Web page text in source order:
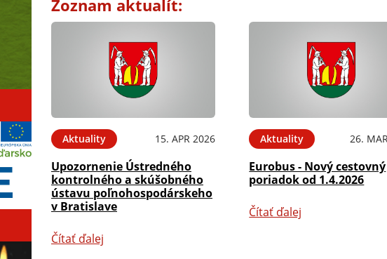
Zoznam aktualít:
Aktuality 15. APR 2026
Upozornenie Ústredného
kontrolného a skúšobného
ústavu poľnohospodárskeho
v Bratislave
Čítať ďalej
Aktuality 26.
Eurobus - Nový cestovný
poriadok od 1.4.2026
Čítať ďalej